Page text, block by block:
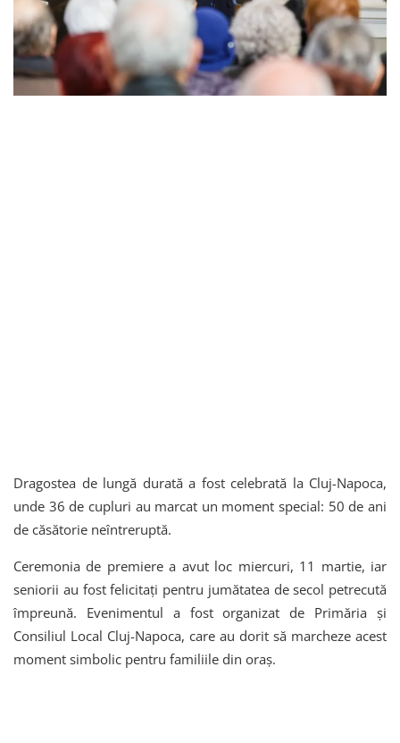
Dragostea de lungă durată a fost celebrată la Cluj-Napoca,
unde 36 de cupluri au marcat un moment special: 50 de ani
de căsătorie neîntreruptă.
Ceremonia de premiere a avut loc miercuri, 11 martie, iar
seniorii au fost felicitați pentru jumătatea de secol petrecută
împreună. Evenimentul a fost organizat de Primăria și
Consiliul Local Cluj-Napoca, care au dorit să marcheze acest
moment simbolic pentru familiile din oraș.